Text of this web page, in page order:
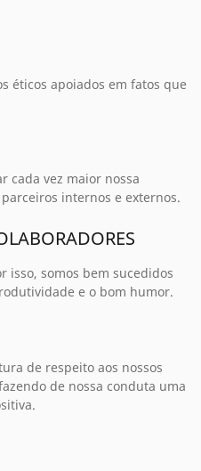
éticos apoiados em fatos que
cada vez maior nossa
internos e externos.
isso, somos bem sucedidos
e o bom humor.
de respeito aos nossos
de nossa conduta uma